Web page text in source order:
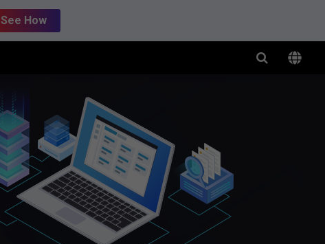
See How